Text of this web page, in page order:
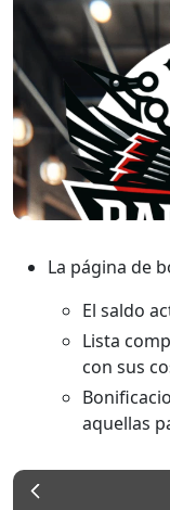
La página de
El saldo
Lista
con sus
aquellas